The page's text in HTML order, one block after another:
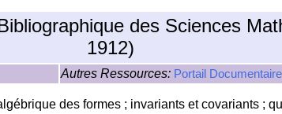
des Sciences
1912)
Autres Ressources: Portail Documentaire
des formes ; invariants et covariants ;